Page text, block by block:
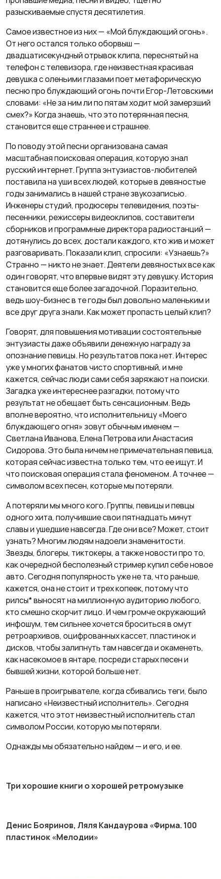
разыскиваемые спустя десятилетия.
Самое известное из них — «Мой блуждающий огонь».
От него остался только оборвыш —
двадцатисекундный отрывок клипа, переснятый на
телефон с телевизора, где неизвестная красивая
девушка с оленьими глазами поет метафорическую
песню про блуждающий огонь почти Егор-Летовскими
словами: «Не за ним ли по пятам ходит мой замерзший
смех?» Когда знаешь, что это потерянная песня,
становится еще страннее и страшнее.
По поводу этой песни организована самая
масштабная поисковая операция, которую знал
русский интернет. Группа энтузиастов-любителей
поставила на уши всех людей, которые в девяностые
годы занимались в нашей стране звукозаписью.
Инженеры студий, продюсеры телевидения, поэты-
песенники, режиссеры видеоклипов, составители
сборников и программные директора радиостанций —
дотянулись до всех, достали каждого, кто жив и может
разговаривать. Показали клип, спросили: «Узнаешь?»
Странно — никто не знает. Деятели девяностых все как
один говорят, что впервые видят эту девушку. История
становится еще более загадочной. Поразительно,
ведь шоу-бизнес в те годы был довольно маленьким и
все друг друга знали. Как может пропасть целый клип?
Говорят, для повышения мотивации состоятельные
энтузиасты даже объявили денежную награду за
опознание певицы. Но результатов пока нет. Интерес
уже у многих фанатов чисто спортивный, и мне
кажется, сейчас люди сами себя заряжают на поиски.
Загадка уже интереснее разгадки, потому что
результат не обещает быть сенсационным. Ведь
вполне вероятно, что исполнительницу «Моего
блуждающего огня» зовут обычным именем —
Светлана Иванова, Елена Петрова или Анастасия
Сидорова. Это была ничем не примечательная певица,
которая сейчас известна только тем, что ее ищут. И
что поисковая операция стала феноменом. А точнее —
символом всех песен, которые мы потеряли.
А потеряли мы много кого. Группы, певицы и певцы
одного хита, получившие свои пятнадцать минут
славы и ушедшие навсегда. Где они все? Может, стоит
узнать? Многим людям надоели знаменитости.
Звезды, блогеры, тиктокеры, а также новости про то,
как очередной бесполезный стример купил себе новое
авто. Сегодня популярность уже не та, что раньше,
кажется, она не стоит и трех копеек, потому что
рилсы* выносят на миллионную аудиторию любого,
кто смешно скорчит лицо. И чем громче окружающий
инфошум, тем сильнее хочется броситься в омут
ретроархивов, оцифрованных кассет, пластинок и
дисков, чтобы залипнуть там навсегда и окаменеть,
как насекомое в янтаре, посреди старых песен и
бывшей жизни, которой больше нет.
Раньше в проигрывателе, когда сбивались теги, было
написано «Неизвестный исполнитель». Сегодня
кажется, что этот неизвестный исполнитель стал
символом России, которую мы потеряли.
Однажды мы обязательно найдем — и его, и ее.
Три хорошие книги о хорошей ретромузыке
Денис Бояринов, Ляля Кандаурова «Фирма. 100
пластинок «Мелодии»